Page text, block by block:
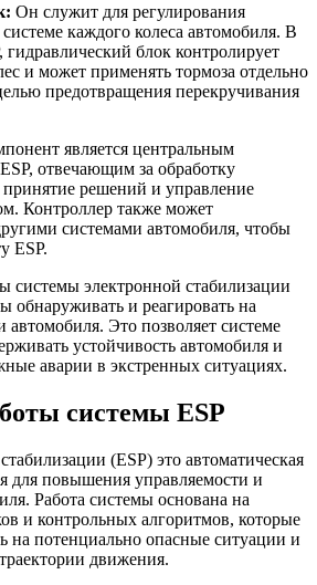
Он служит для регулирования
каждого колеса автомобиля. В
гидравлический блок контролирует
и может применять тормоза отдельно
предотвращения перекручивания
является центральным
отвечающим за обработку
принятие решений и управление
Контроллер также может
системами автомобиля, чтобы
ESP.
системы электронной стабилизации
обнаруживать и реагировать на
Это позволяет системе
устойчивость автомобиля и
аварии в экстренных ситуациях.
системы ESP
(ESP) это автоматическая
для повышения управляемости и
Работа системы основана на
и контрольных алгоритмов, которые
на потенциально опасные ситуации и
движения.